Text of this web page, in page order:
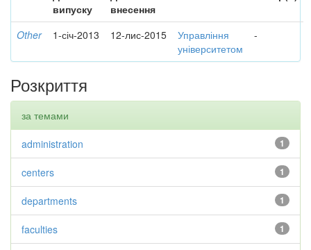
випуску
внесення
Other 1-січ-2013 12-лис-2015
Управління
університетом
-
Розкриття
за темами
1
administration
1
centers
1
departments
1
faculties